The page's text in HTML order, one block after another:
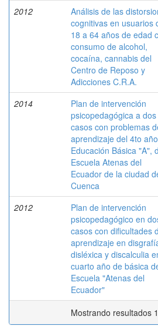
2012
Análisis de las
cognitivas en usuarios
18 a 64 años de edad
consumo de alcohol,
cocaína, cannabis del
Centro de Reposo y
Adicciones C.R.A.
2014
Plan de intervención
psicopedagógica a dos
casos con problemas
aprendizaje del 4to
Educación Básica "A",
Escuela Atenas del
Ecuador de la ciudad
Cuenca
2012
Plan de intervención
psicopedagógico en
casos con dificultades
aprendizaje en
disléxica y discalculia
cuarto año de básica
Escuela "Atenas del
Ecuador"
Mostrando resultados